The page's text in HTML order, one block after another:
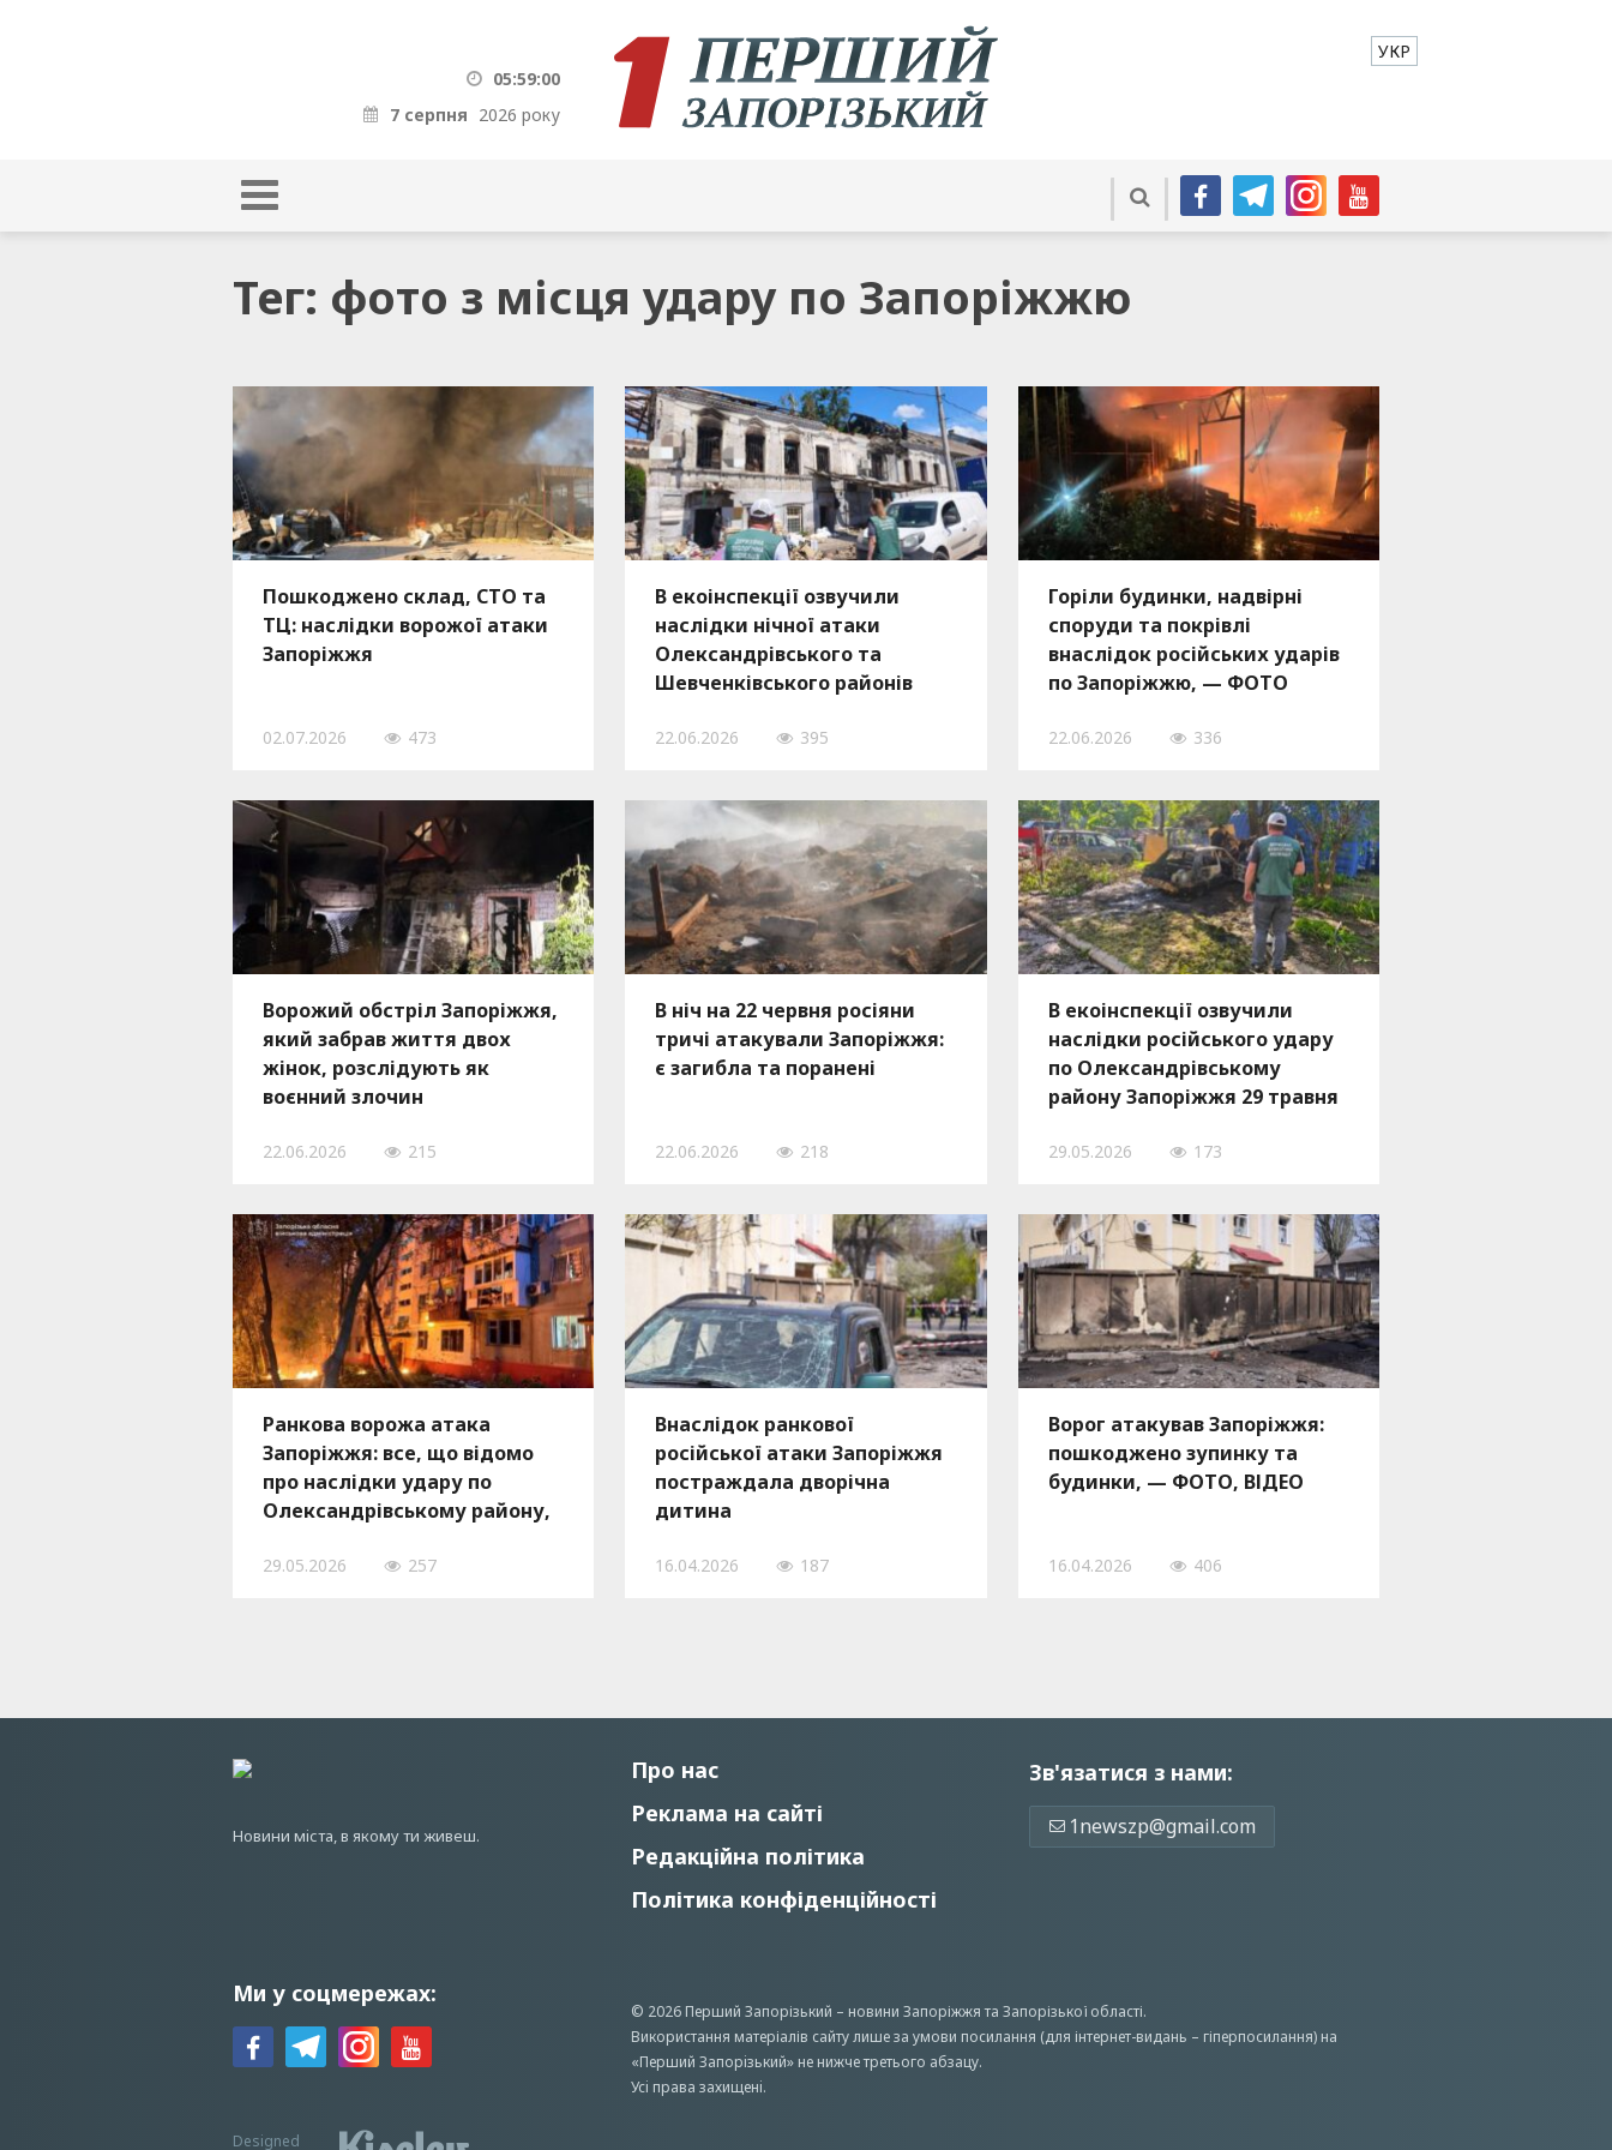
05:59:01
7 серпня 2026 року
УКР
Тег: фото з місця удару по Запоріжжю
Пошкоджено склад, СТО та
ТЦ: наслідки ворожої атаки
Запоріжжя
02.07.2026 473
В екоінспекції озвучили
наслідки нічної атаки
Олександрівського та
Шевченківського районів
22.06.2026 395
Горіли будинки, надвірні
споруди та покрівлі
внаслідок російських ударів
по Запоріжжю, — ФОТО
22.06.2026 336
Ворожий обстріл Запоріжжя,
який забрав життя двох
жінок, розслідують як
воєнний злочин
22.06.2026 215
В ніч на 22 червня росіяни
тричі атакували Запоріжжя:
є загибла та поранені
22.06.2026 218
В екоінспекції озвучили
наслідки російського удару
по Олександрівському
району Запоріжжя 29 травня
29.05.2026 173
Ранкова ворожа атака
Запоріжжя: все, що відомо
про наслідки удару по
Олександрівському району,
29.05.2026 257
Внаслідок ранкової
російської атаки Запоріжжя
постраждала дворічна
дитина
16.04.2026 187
Ворог атакував Запоріжжя:
пошкоджено зупинку та
будинки, — ФОТО, ВІДЕО
16.04.2026 406
Новини мiста, в якому ти живеш.
Про нас
Реклама на сайті
Редакційна політика
Політика конфіденційності
Зв'язатися з нами:
1newszp@gmail.com
Ми у соцмережах:
© 2026 Перший Запорізький – новини Запоріжжята Запорізької області.
Використання матеріалів сайту лише за умови посилання (для інтернет-видань – гіперпосилання) на
«Перший Запорiзький» не нижче третього абзацу.
Усi права захищенi.
Designed